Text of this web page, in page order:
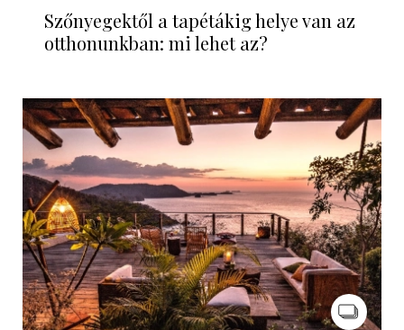
Szőnyegektől a tapétákig helye van az
otthonunkban: mi lehet az?